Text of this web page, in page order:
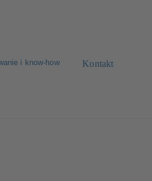
i know-how Kontakt